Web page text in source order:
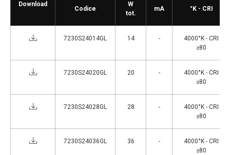
Download
Codice
W
tot.
mA °K - CRI
7230S24014GL 14 -
4000°K - CRI
≥80
7230S24020GL 20 -
4000°K - CRI
≥80
7230S24028GL 28 -
4000°K - CRI
≥80
7230S24036GL 36 -
4000°K - CRI
≥80